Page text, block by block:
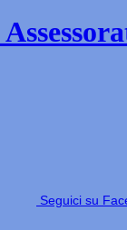
Seguici su